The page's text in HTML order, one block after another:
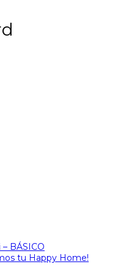
BÁSICO
tu Happy Home!